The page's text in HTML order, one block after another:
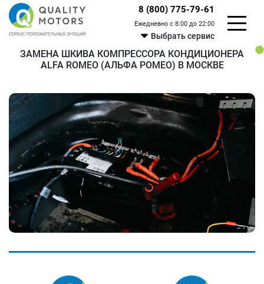
8 (800) 775-79-61
Ежедневно с 8:00 до 22:00
Выбрать сервис
ЗАМЕНА ШКИВА КОМПРЕССОРА КОНДИЦИОНЕРА
ALFA ROMEO (АЛЬФА РОМЕО) В МОСКВЕ